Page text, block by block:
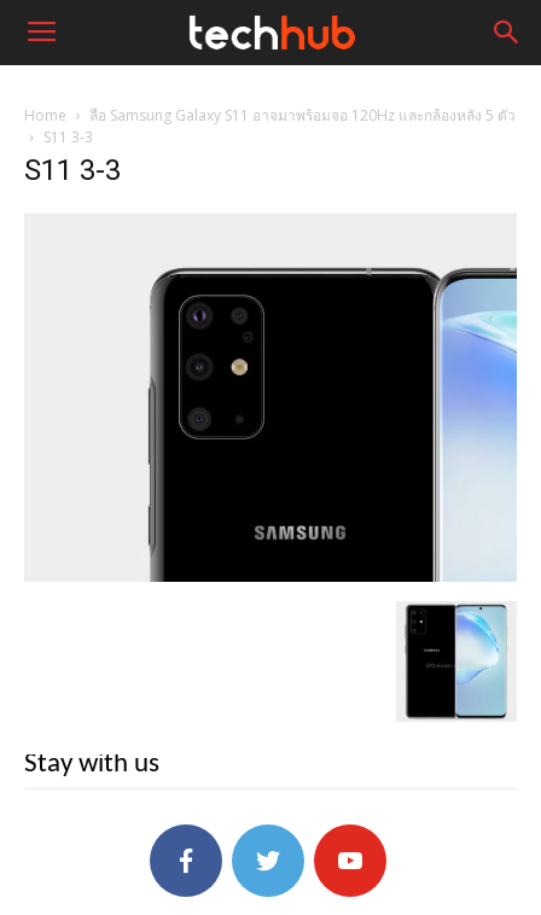
Home
ลือ Samsung Galaxy S11 อาจมาพร้อมจอ 120Hz และกล้องหลัง 5 ตัว
S11 3-3
S11 3-3
Stay with us